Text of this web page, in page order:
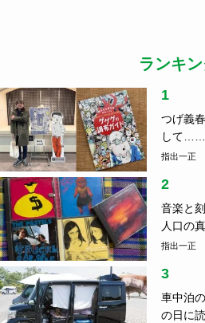
ランキ
1
つげ義
して
指出一正
2
音楽と
人口の真
指出一正
3
車中泊
の日に